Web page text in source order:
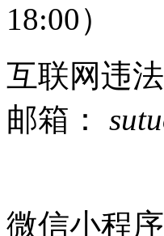
18:00）
互联网违
邮箱：
微信小程序